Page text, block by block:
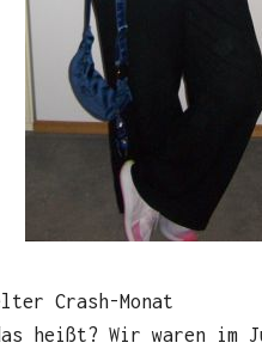
Crash-Monat
heißt? Wir waren im